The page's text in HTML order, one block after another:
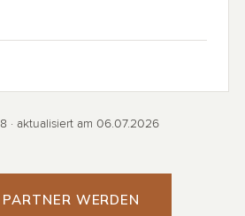
· aktualisiert am 06.07.2026
WERDEN